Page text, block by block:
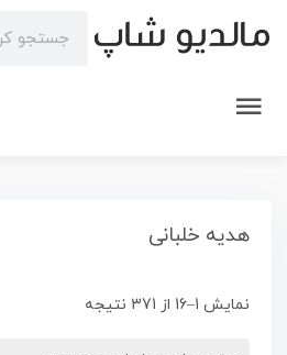
هدیه خلبانی
نمایش 1–16 از 371 نتیجه